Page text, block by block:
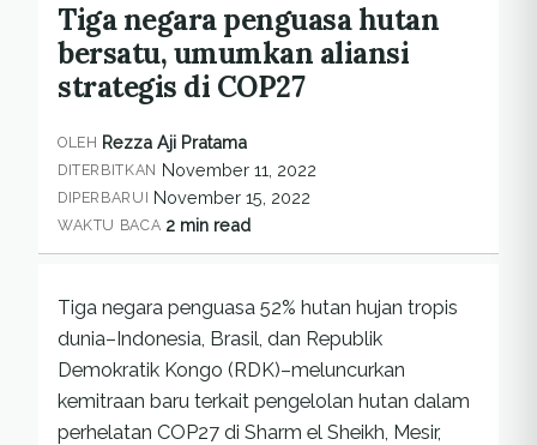
Tiga negara penguasa hutan
bersatu, umumkan aliansi
strategis di COP27
OLEH Rezza Aji Pratama
DITERBITKAN November 11, 2022
DIPERBARUI November 15, 2022
WAKTU BACA 2 min read
Tiga negara penguasa 52% hutan hujan tropis
dunia–Indonesia, Brasil, dan Republik
Demokratik Kongo (RDK)–meluncurkan
kemitraan baru terkait pengelolan hutan dalam
perhelatan COP27 di Sharm el Sheikh, Mesir,